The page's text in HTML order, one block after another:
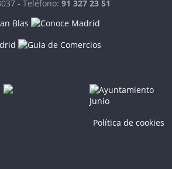
- Teléfono:91 327 23 51
Política de cookies